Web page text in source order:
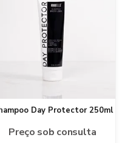
Day Protector 250ml
Preço sob consulta